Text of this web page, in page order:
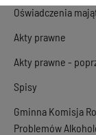
Oświadczenia
Akty prawne
Akty prawne -
Spisy
Gminna Komisja
Problemów